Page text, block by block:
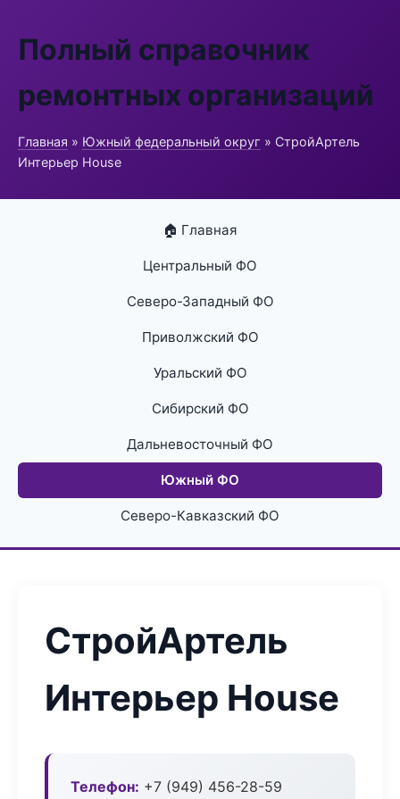
Полный справочник
ремонтных организаций
Главная » Южный федеральный округ » СтройАртель
Интерьер House
🏠 Главная
Центральный ФО
Северо-Западный ФО
Приволжский ФО
Уральский ФО
Сибирский ФО
Дальневосточный ФО
Южный ФО
Северо-Кавказский ФО
СтройАртель
Интерьер House
Телефон: +7 (949) 456-28-59